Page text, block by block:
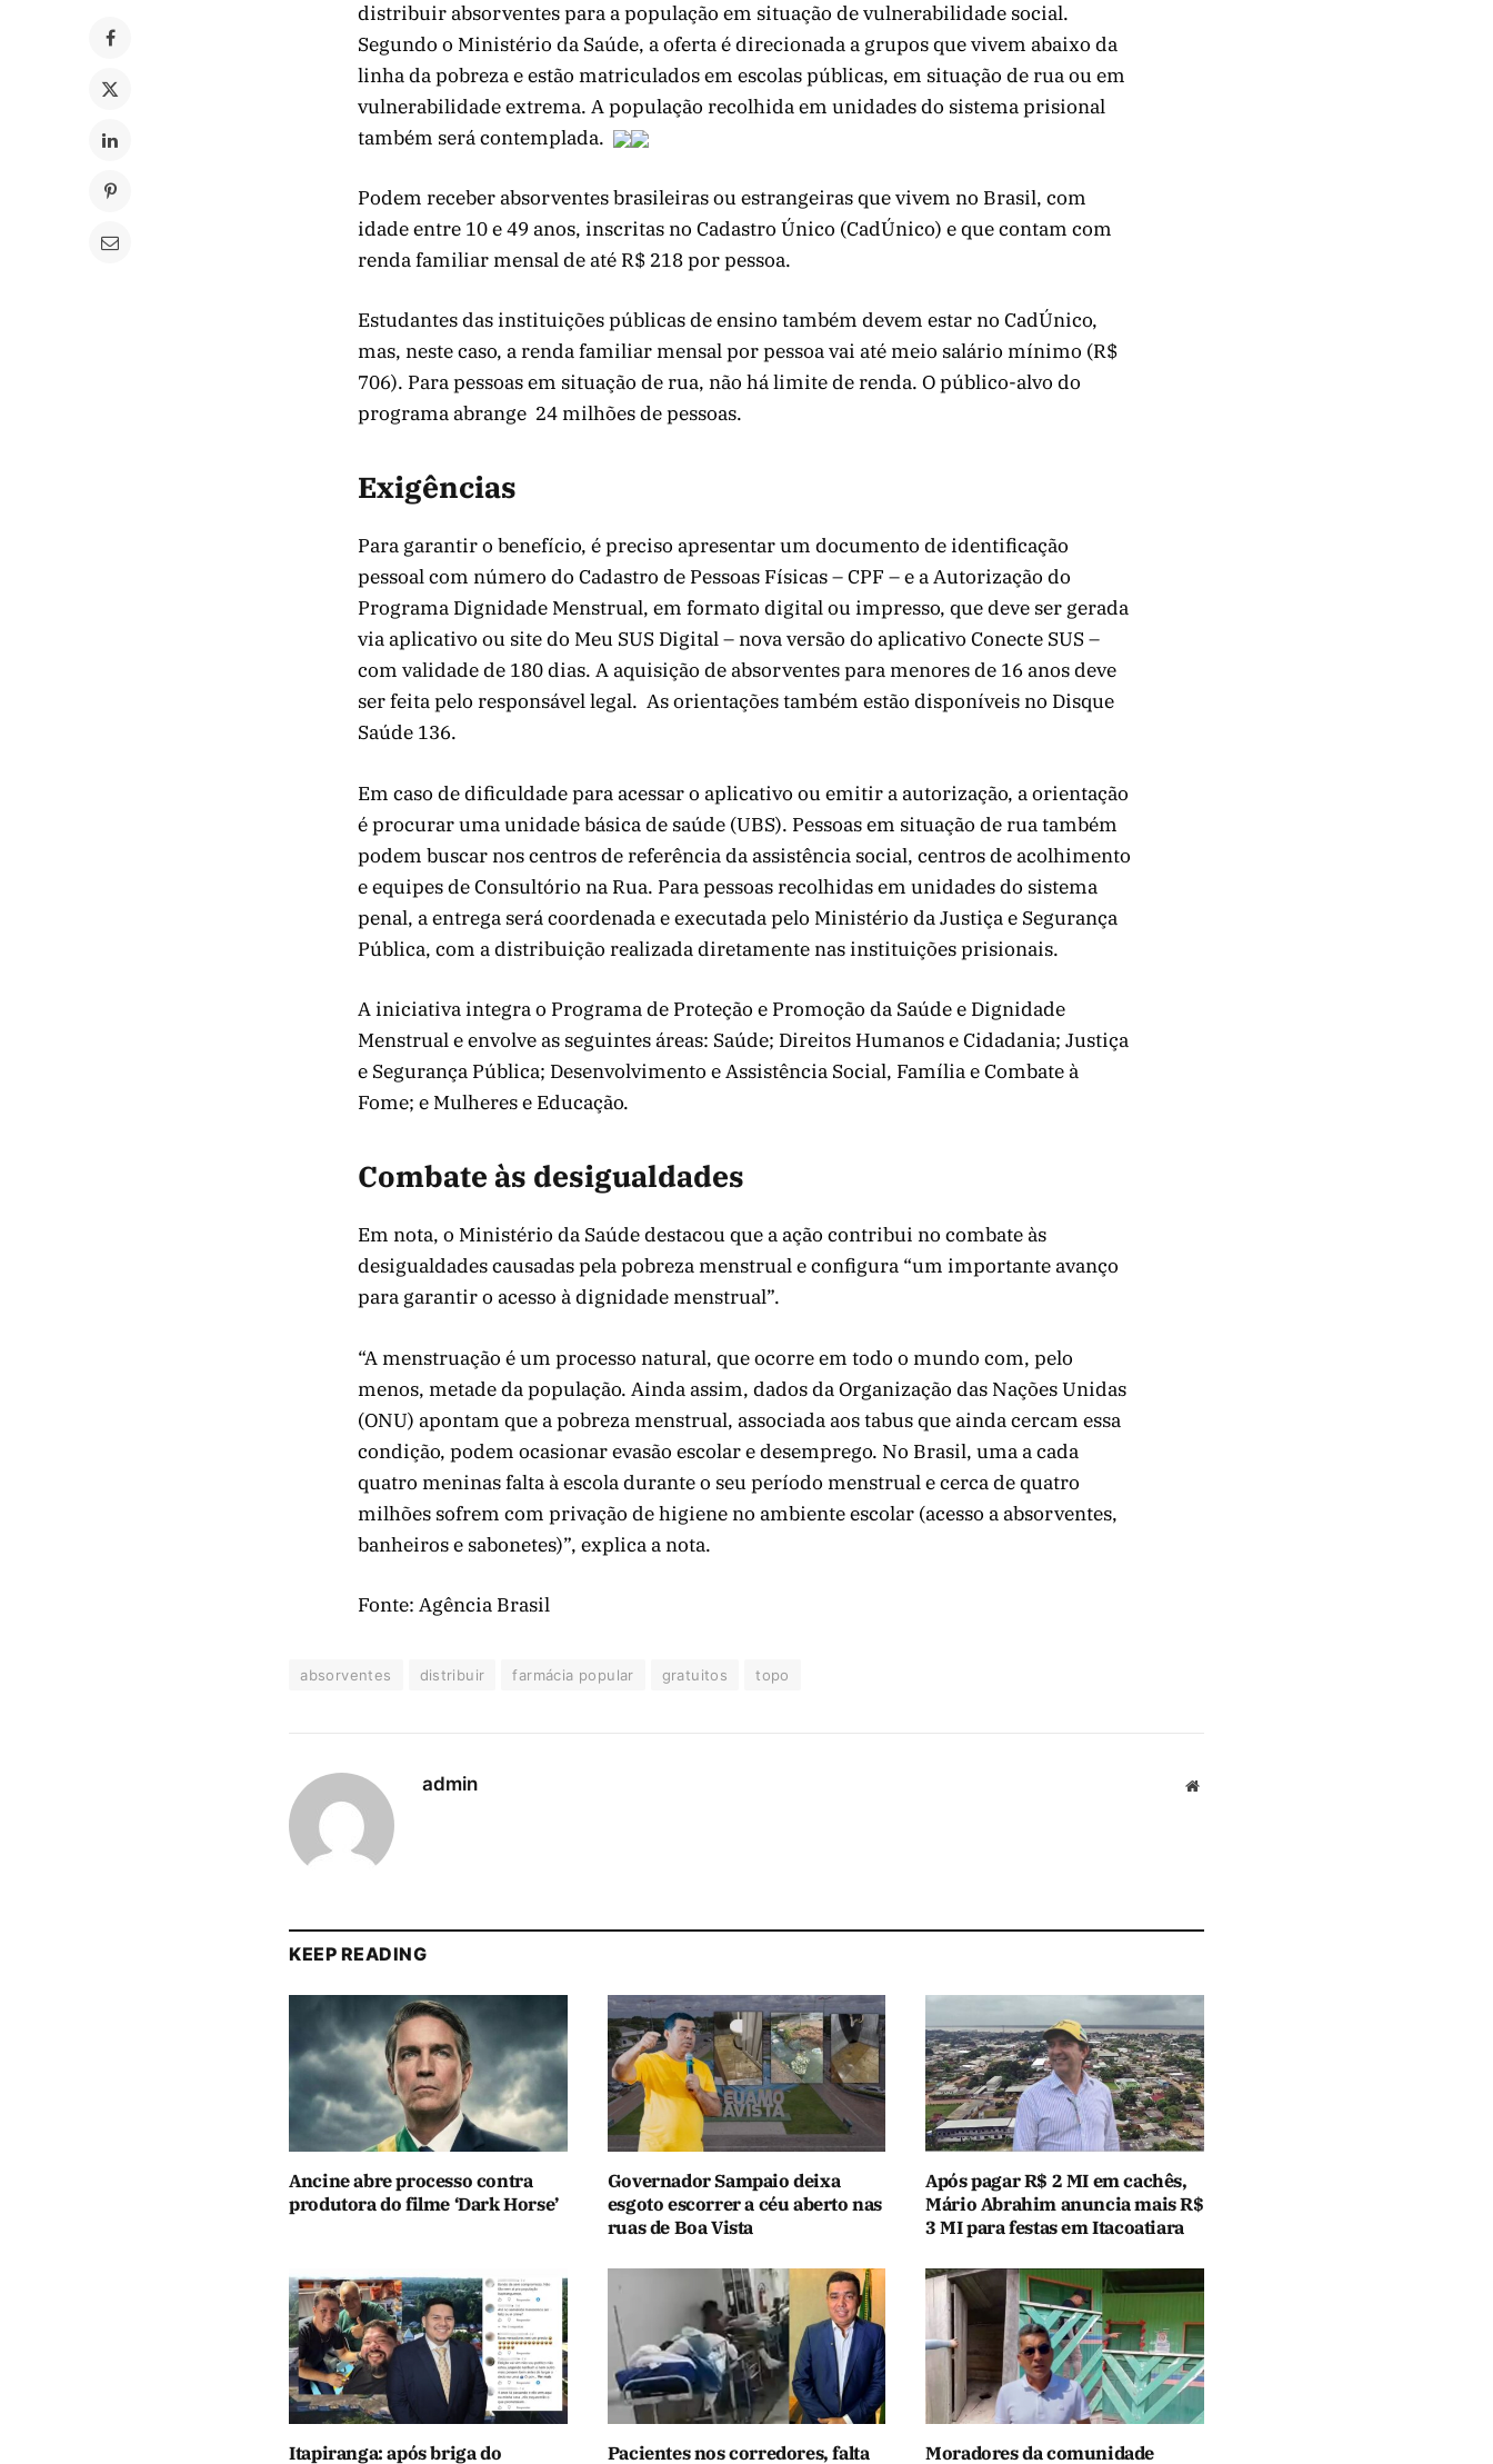
distribuir absorventes para a população em situação de vulnerabilidade social.
Segundo o Ministério da Saúde, a oferta é direcionada a grupos que vivem abaixo da
linha da pobreza e estão matriculados em escolas públicas, em situação de rua ou em
vulnerabilidade extrema. A população recolhida em unidades do sistema prisional
também será contemplada.
Podem receber absorventes brasileiras ou estrangeiras que vivem no Brasil, com
idade entre 10 e 49 anos, inscritas no Cadastro Único (CadÚnico) e que contam com
renda familiar mensal de até R$ 218 por pessoa.
Estudantes das instituições públicas de ensino também devem estar no CadÚnico,
mas, neste caso, a renda familiar mensal por pessoa vai até meio salário mínimo (R$
706). Para pessoas em situação de rua, não há limite de renda. O público-alvo do
programa abrange 24 milhões de pessoas.
Exigências
Para garantir o benefício, é preciso apresentar um documento de identificação
pessoal com número do Cadastro de Pessoas Físicas – CPF – e a Autorização do
Programa Dignidade Menstrual, em formato digital ou impresso, que deve ser gerada
via aplicativo ou site do Meu SUS Digital – nova versão do aplicativo Conecte SUS –
com validade de 180 dias. A aquisição de absorventes para menores de 16 anos deve
ser feita pelo responsável legal. As orientações também estão disponíveis no Disque
Saúde 136.
Em caso de dificuldade para acessar o aplicativo ou emitir a autorização, a orientação
é procurar uma unidade básica de saúde (UBS). Pessoas em situação de rua também
podem buscar nos centros de referência da assistência social, centros de acolhimento
e equipes de Consultório na Rua. Para pessoas recolhidas em unidades do sistema
penal, a entrega será coordenada e executada pelo Ministério da Justiça e Segurança
Pública, com a distribuição realizada diretamente nas instituições prisionais.
A iniciativa integra o Programa de Proteção e Promoção da Saúde e Dignidade
Menstrual e envolve as seguintes áreas: Saúde; Direitos Humanos e Cidadania; Justiça
e Segurança Pública; Desenvolvimento e Assistência Social, Família e Combate à
Fome; e Mulheres e Educação.
Combate às desigualdades
Em nota, o Ministério da Saúde destacou que a ação contribui no combate às
desigualdades causadas pela pobreza menstrual e configura “um importante avanço
para garantir o acesso à dignidade menstrual”.
“A menstruação é um processo natural, que ocorre em todo o mundo com, pelo
menos, metade da população. Ainda assim, dados da Organização das Nações Unidas
(ONU) apontam que a pobreza menstrual, associada aos tabus que ainda cercam essa
condição, podem ocasionar evasão escolar e desemprego. No Brasil, uma a cada
quatro meninas falta à escola durante o seu período menstrual e cerca de quatro
milhões sofrem com privação de higiene no ambiente escolar (acesso a absorventes,
banheiros e sabonetes)”, explica a nota.
Fonte: Agência Brasil
absorventes distribuir farmácia popular gratuitos topo
admin Website
KEEP READING
Ancine abre processo contra
produtora do filme ‘Dark Horse’
Governador Sampaio deixa
esgoto escorrer a céu aberto nas
ruas de Boa Vista
Após pagar R$ 2 MI em cachês,
Mário Abrahim anuncia mais R$
3 MI para festas em Itacoatiara
Itapiranga: após briga do Pacientes nos corredores, falta Moradores da comunidade